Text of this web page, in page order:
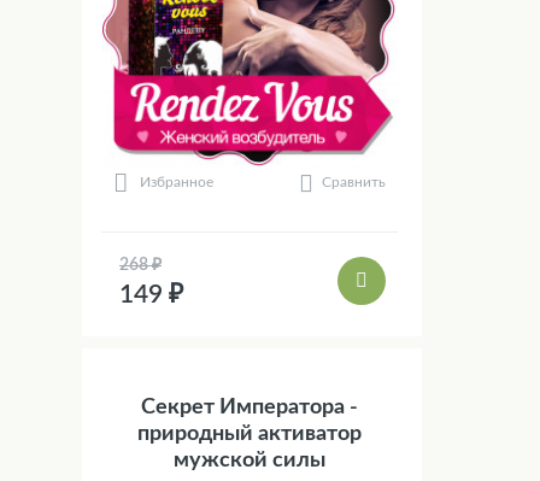
Избранное Сравнить
268 ₽
149 ₽
Секрет Императора -
природный активатор
мужской силы